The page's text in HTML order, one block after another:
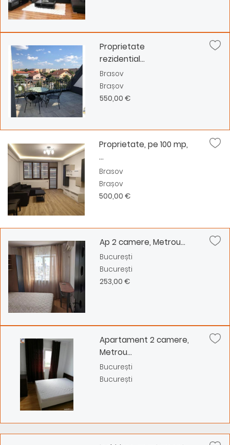
Proprietate
rezidential...
Brasov
Brașov
550,00 €
Proprietate, pe 100 mp,
...
Brasov
Brașov
500,00 €
Ap 2 camere, Metrou...
București
București
253,00 €
Apartament 2 camere,
Metrou...
București
București